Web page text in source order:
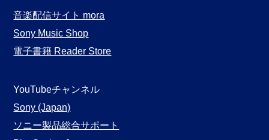
音楽配信サイト mora
Sony Music Shop
電子書籍 Reader Store
YouTubeチャンネル
Sony (Japan)
ソニー製品総合サポート